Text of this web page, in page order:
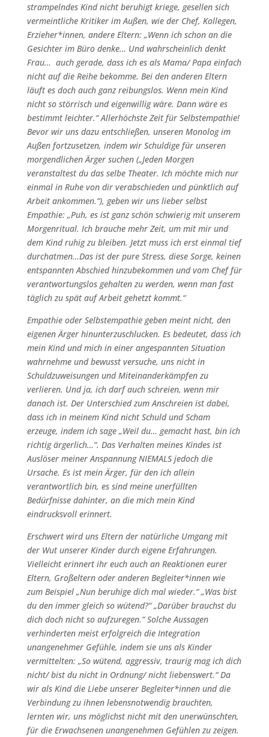
strampelndes Kind nicht beruhigt kriege, gesellen sich
vermeintliche Kritiker im Außen, wie der Chef, Kollegen,
Erzieher*innen, andere Eltern: „Wenn ich schon an die
Gesichter im Büro denke… Und wahrscheinlich denkt
Frau… auch gerade, dass ich es als Mama/ Papa einfach
nicht auf die Reihe bekomme. Bei den anderen Eltern
läuft es doch auch ganz reibungslos. Wenn mein Kind
nicht so störrisch und eigenwillig wäre. Dann wäre es
bestimmt leichter.“ Allerhöchste Zeit für Selbstempathie!
Bevor wir uns dazu entschließen, unseren Monolog im
Außen fortzusetzen, indem wir Schuldige für unseren
morgendlichen Ärger suchen („Jeden Morgen
veranstaltest du das selbe Theater. Ich möchte mich nur
einmal in Ruhe von dir verabschieden und pünktlich auf
Arbeit ankommen.“), geben wir uns lieber selbst
Empathie: „Puh, es ist ganz schön schwierig mit unserem
Morgenritual. Ich brauche mehr Zeit, um mit mir und
dem Kind ruhig zu bleiben. Jetzt muss ich erst einmal tief
durchatmen…Das ist der pure Stress, diese Sorge, keinen
entspannten Abschied hinzubekommen und vom Chef für
verantwortungslos gehalten zu werden, wenn man fast
täglich zu spät auf Arbeit gehetzt kommt.“
Empathie oder Selbstempathie geben meint nicht, den
eigenen Ärger hinunterzuschlucken. Es bedeutet, dass ich
mein Kind und mich in einer angespannten Situation
wahrnehme und bewusst versuche, uns nicht in
Schuldzuweisungen und Miteinanderkämpfen zu
verlieren. Und ja, ich darf auch schreien, wenn mir
danach ist. Der Unterschied zum Anschreien ist dabei,
dass ich in meinem Kind nicht Schuld und Scham
erzeuge, indem ich sage „Weil du… gemacht hast, bin ich
richtig ärgerlich…“. Das Verhalten meines Kindes ist
Auslöser meiner Anspannung NIEMALS jedoch die
Ursache. Es ist mein Ärger, für den ich allein
verantwortlich bin, es sind meine unerfüllten
Bedürfnisse dahinter, an die mich mein Kind
eindrucksvoll erinnert.
Erschwert wird uns Eltern der natürliche Umgang mit
der Wut unserer Kinder durch eigene Erfahrungen.
Vielleicht erinnert ihr euch auch an Reaktionen eurer
Eltern, Großeltern oder anderen Begleiter*innen wie
zum Beispiel „Nun beruhige dich mal wieder.“ „Was bist
du den immer gleich so wütend?“ „Darüber brauchst du
dich doch nicht so aufzuregen.“ Solche Aussagen
verhinderten meist erfolgreich die Integration
unangenehmer Gefühle, indem sie uns als Kinder
vermittelten: „So wütend, aggressiv, traurig mag ich dich
nicht/ bist du nicht in Ordnung/ nicht liebenswert.“ Da
wir als Kind die Liebe unserer Begleiter*innen und die
Verbindung zu ihnen lebensnotwendig brauchten,
lernten wir, uns möglichst nicht mit den unerwünschten,
für die Erwachsenen unangenehmen Gefühlen zu zeigen.